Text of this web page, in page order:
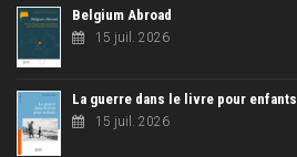
Belgium Abroad
15 juil. 2026
La guerre dans le livre pour enfants
15 juil. 2026